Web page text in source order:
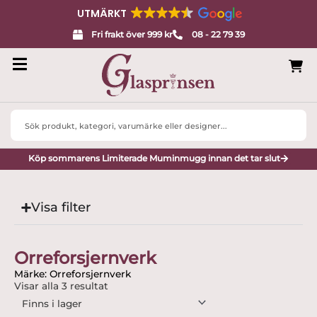
UTMÄRKT
Fri frakt över 999 kr 08 - 22 79 39
Search
Köp sommarens Limiterade Muminmugg innan det tar slut
Visa filter
Orreforsjernverk
Märke: Orreforsjernverk
Visar alla 3 resultat